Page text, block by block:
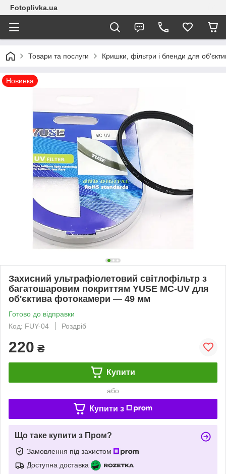
Fotoplivka.ua
Товари та послуги Кришки, фільтри і бленди для
Новинка
Захисний ультрафіолетовий світлофільтр з
багатошаровим покриттям YUSE MC-UV для
об'єктива фотокамери — 49 мм
Готово до відправки
Код: FUY-04
Роздріб
220 ₴
Купити
або
Купити з
Що таке купити з Пром?
Замовлення під захистом
Доступна доставка